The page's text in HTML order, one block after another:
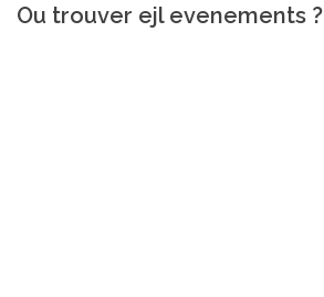
Ou trouver ejl evenements ?